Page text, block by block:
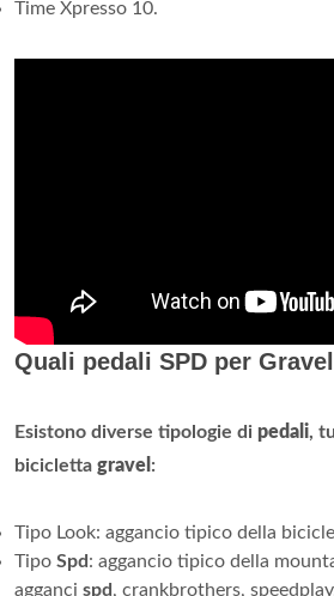
Time Xpresso 10.
Quali pedali SPD per
Esistono diverse tipologie di pedali,
bicicletta gravel :
Tipo Look: aggancio tipico della
Tipo Spd: aggancio tipico della
agganci spd, crankbrothers,